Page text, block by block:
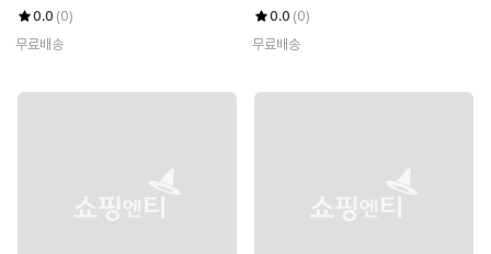
0.0 (0)
무료배송
0.0 (0)
무료배송